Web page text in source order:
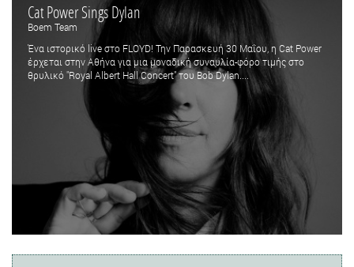
Cat Power Sings Dylan
Boem Team
Ένα ιστορικό live στο FLOYD! Την Παρασκευή 30 Μαΐου, η Cat Power
έρχεται στην Αθήνα για μια μοναδική συναυλία-φόρο τιμής στο
θρυλικό "Royal Albert Hall Concert" του Bob Dylan....